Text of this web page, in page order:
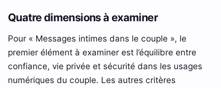
Quatre dimensions à examiner
Pour « Messages intimes dans le couple », le
premier élément à examiner est l’équilibre entre
confiance, vie privée et sécurité dans les usages
numériques du couple. Les autres critères